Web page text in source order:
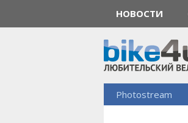
НОВОСТИ
Photostream